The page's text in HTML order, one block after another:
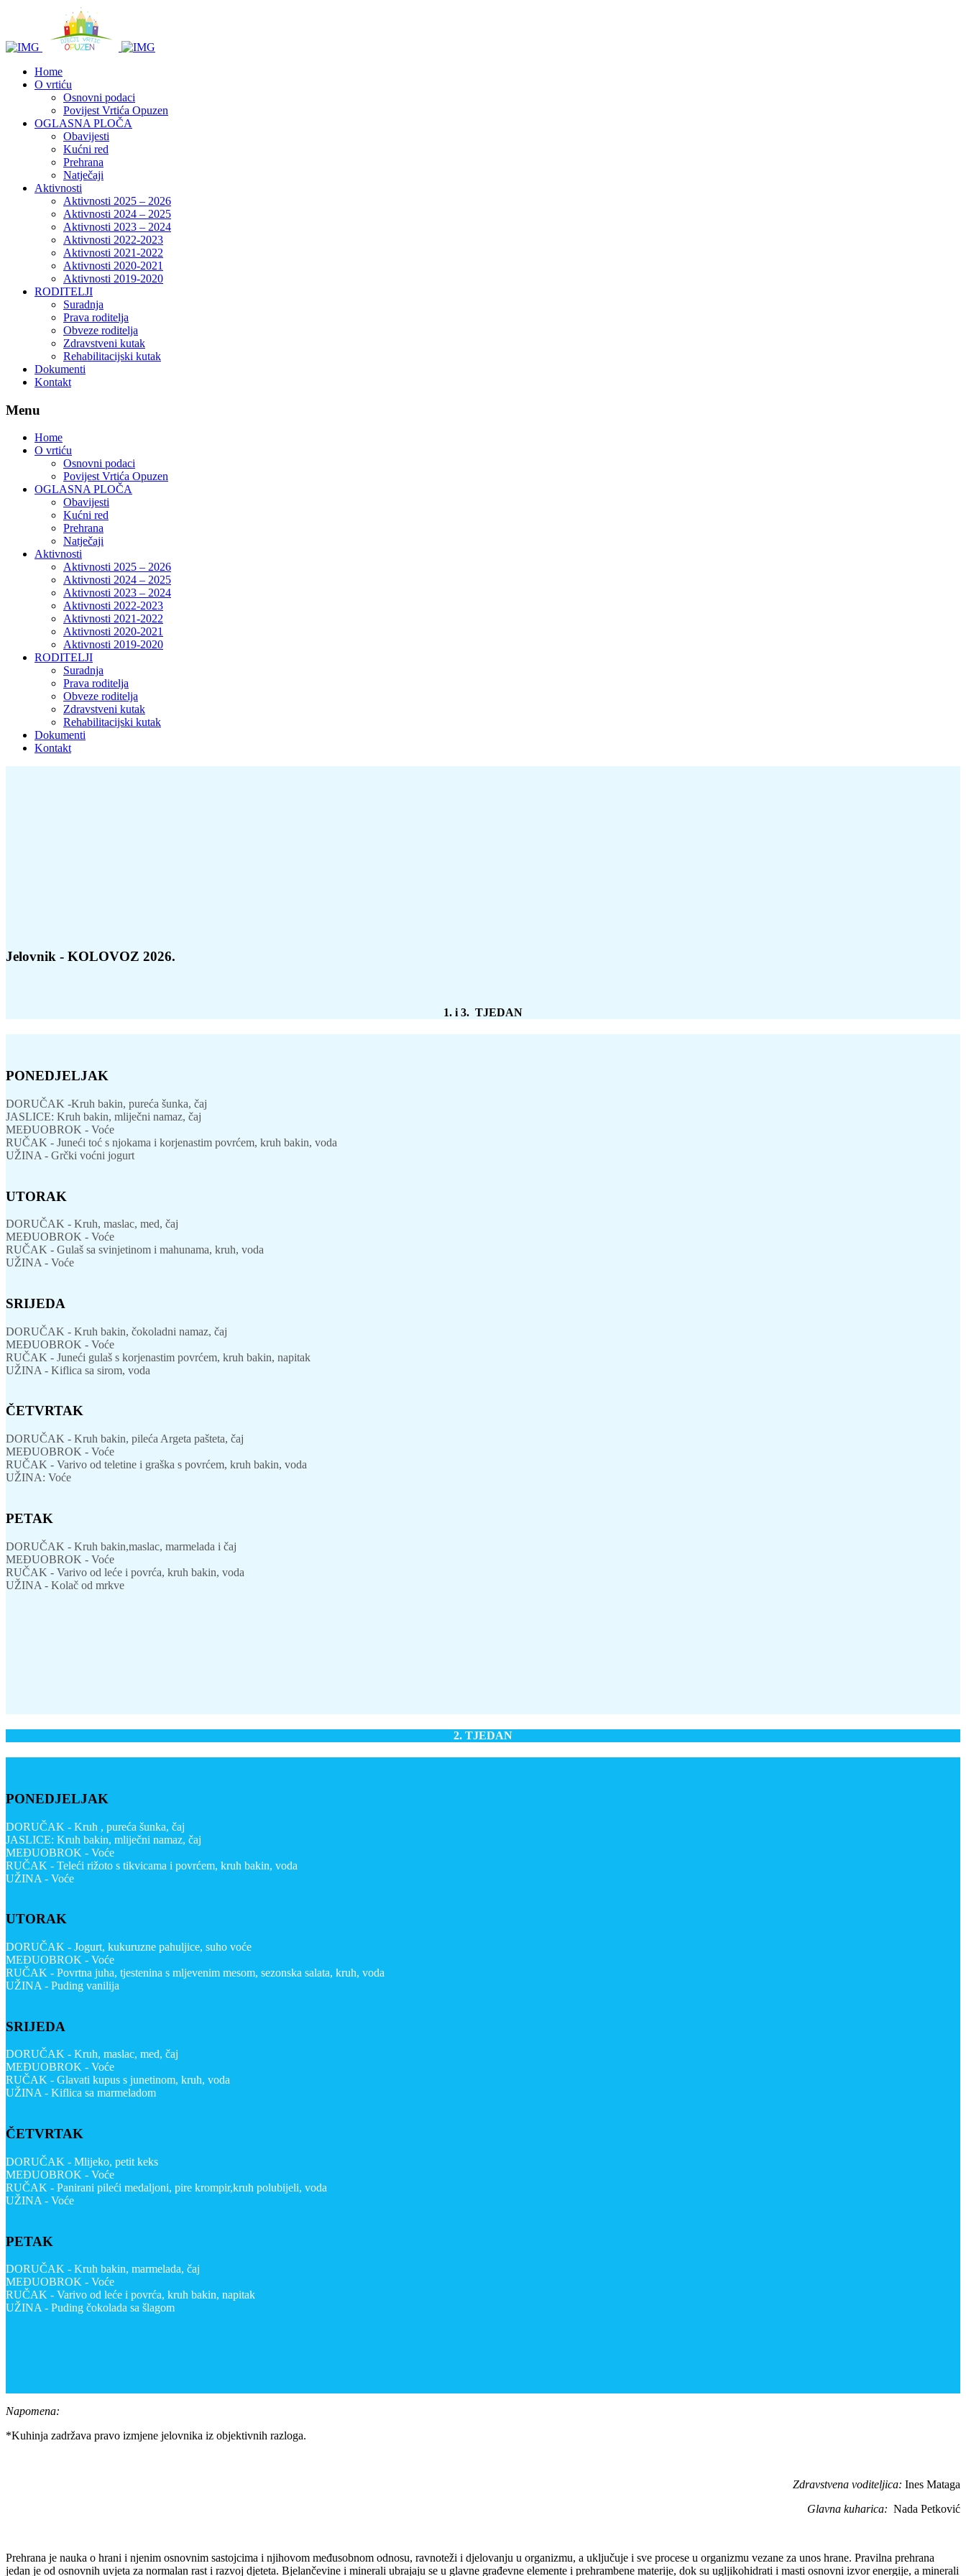
Home
O vrtiću
Osnovni podaci
Povijest Vrtića Opuzen
OGLASNA PLOČA
Obavijesti
Kućni red
Prehrana
Natječaji
Aktivnosti
Aktivnosti 2025 – 2026
Aktivnosti 2024 – 2025
Aktivnosti 2023 – 2024
Aktivnosti 2022-2023
Aktivnosti 2021-2022
Aktivnosti 2020-2021
Aktivnosti 2019-2020
RODITELJI
Suradnja
Prava roditelja
Obveze roditelja
Zdravstveni kutak
Rehabilitacijski kutak
Dokumenti
Kontakt
Menu
Home
O vrtiću
Osnovni podaci
Povijest Vrtića Opuzen
OGLASNA PLOČA
Obavijesti
Kućni red
Prehrana
Natječaji
Aktivnosti
Aktivnosti 2025 – 2026
Aktivnosti 2024 – 2025
Aktivnosti 2023 – 2024
Aktivnosti 2022-2023
Aktivnosti 2021-2022
Aktivnosti 2020-2021
Aktivnosti 2019-2020
RODITELJI
Suradnja
Prava roditelja
Obveze roditelja
Zdravstveni kutak
Rehabilitacijski kutak
Dokumenti
Kontakt
Jelovnik - KOLOVOZ 2026.
1. i 3. TJEDAN
PONEDJELJAK
DORUČAK -Kruh bakin, pureća šunka, čaj
JASLICE: Kruh bakin, mliječni namaz, čaj
MEĐUOBROK - Voće
RUČAK - Juneći toć s njokama i korjenastim povrćem, kruh bakin, voda
UŽINA - Grčki voćni jogurt
UTORAK
DORUČAK - Kruh, maslac, med, čaj
MEĐUOBROK - Voće
RUČAK - Gulaš sa svinjetinom i mahunama, kruh, voda
UŽINA - Voće
SRIJEDA
DORUČAK - Kruh bakin, čokoladni namaz, čaj
MEĐUOBROK - Voće
RUČAK - Juneći gulaš s korjenastim povrćem, kruh bakin, napitak
UŽINA - Kiflica sa sirom, voda
ČETVRTAK
DORUČAK - Kruh bakin, pileća Argeta pašteta, čaj
MEĐUOBROK - Voće
RUČAK - Varivo od teletine i graška s povrćem, kruh bakin, voda
UŽINA: Voće
PETAK
DORUČAK - Kruh bakin,maslac, marmelada i čaj
MEĐUOBROK - Voće
RUČAK - Varivo od leće i povrća, kruh bakin, voda
UŽINA - Kolač od mrkve
2. TJEDAN
PONEDJELJAK
DORUČAK - Kruh , pureća šunka, čaj
JASLICE: Kruh bakin, mliječni namaz, čaj
MEĐUOBROK - Voće
RUČAK - Teleći rižoto s tikvicama i povrćem, kruh bakin, voda
UŽINA - Voće
UTORAK
DORUČAK - Jogurt, kukuruzne pahuljice, suho voće
MEĐUOBROK - Voće
RUČAK - Povrtna juha, tjestenina s mljevenim mesom, sezonska salata, kruh, voda
UŽINA - Puding vanilija
SRIJEDA
DORUČAK - Kruh, maslac, med, čaj
MEĐUOBROK - Voće
RUČAK - Glavati kupus s junetinom, kruh, voda
UŽINA - Kiflica sa marmeladom
ČETVRTAK
DORUČAK - Mlijeko, petit keks
MEĐUOBROK - Voće
RUČAK - Panirani pileći medaljoni, pire krompir,kruh polubijeli, voda
UŽINA - Voće
PETAK
DORUČAK - Kruh bakin, marmelada, čaj
MEĐUOBROK - Voće
RUČAK - Varivo od leće i povrća, kruh bakin, napitak
UŽINA - Puding čokolada sa šlagom
Napomena:
*Kuhinja zadržava pravo izmjene jelovnika iz objektivnih razloga.
Zdravstvena voditeljica: Ines Mataga
Glavna kuharica: Nada Petković
Prehrana je nauka o hrani i njenim osnovnim sastojcima i njihovom međusobnom odnosu, ravnoteži i djelovanju u organizmu, a uključuje i sve procese u organizmu vezane za unos hrane. Pravilna prehrana
jedan je od osnovnih uvjeta za normalan rast i razvoj djeteta. Bjelančevine i minerali ubrajaju se u glavne građevne elemente i prehrambene materije, dok su ugljikohidrati i masti osnovni izvor energije, a minerali